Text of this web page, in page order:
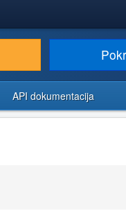
API dokumentacija